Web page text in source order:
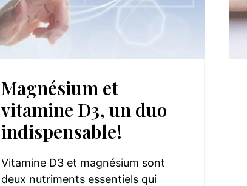
Magnésium et
vitamine D3, un duo
indispensable!
Vitamine D3 et magnésium sont
deux nutriments essentiels qui